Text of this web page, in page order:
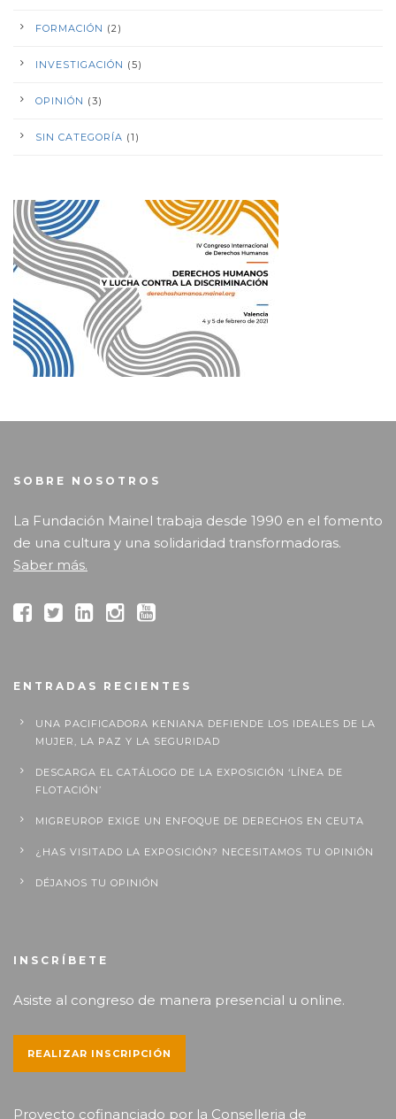
FORMACIÓN (2)
INVESTIGACIÓN (5)
OPINIÓN (3)
SIN CATEGORÍA (1)
SOBRE NOSOTROS
La Fundación Mainel trabaja desde 1990 en el fomento
de una cultura y una solidaridad transformadoras.
Saber más.
ENTRADAS RECIENTES
UNA PACIFICADORA KENIANA DEFIENDE LOS IDEALES DE LA
MUJER, LA PAZ Y LA SEGURIDAD
DESCARGA EL CATÁLOGO DE LA EXPOSICIÓN ‘LÍNEA DE
FLOTACIÓN’
MIGREUROP EXIGE UN ENFOQUE DE DERECHOS EN CEUTA
¿HAS VISITADO LA EXPOSICIÓN? NECESITAMOS TU OPINIÓN
DÉJANOS TU OPINIÓN
INSCRÍBETE
Asiste al congreso de manera presencial u online.
REALIZAR INSCRIPCIÓN
Proyecto cofinanciado por la Conselleria de